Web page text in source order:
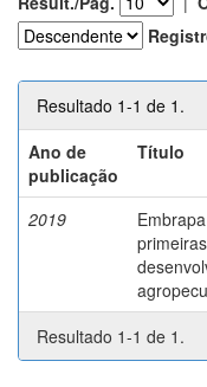
Resultado 1-1 de 1.
Ano de
publicação
Título
2019
Resultado 1-1 de 1.